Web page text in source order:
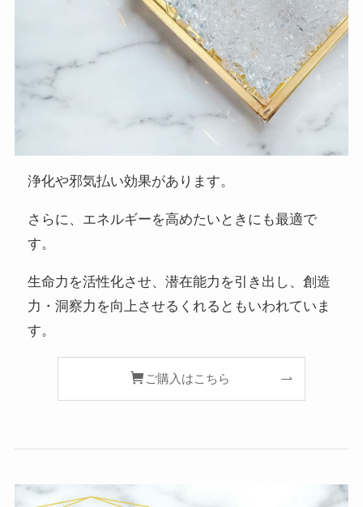
浄化や邪気払い効果があります。
さらに、エネルギーを高めたいときにも最適で
す。
生命力を活性化させ、潜在能力を引き出し、創造
力・洞察力を向上させるくれるともいわれていま
す。
ご購入はこちら